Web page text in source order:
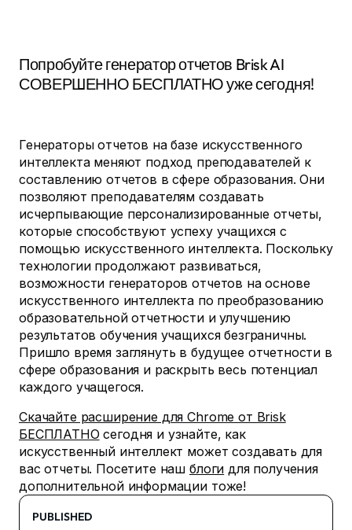
Попробуйте генератор отчетов Brisk AI
СОВЕРШЕННО БЕСПЛАТНО уже сегодня!
Генераторы отчетов на базе искусственного
интеллекта меняют подход преподавателей к
составлению отчетов в сфере образования. Они
позволяют преподавателям создавать
исчерпывающие персонализированные отчеты,
которые способствуют успеху учащихся с
помощью искусственного интеллекта. Поскольку
технологии продолжают развиваться,
возможности генераторов отчетов на основе
искусственного интеллекта по преобразованию
образовательной отчетности и улучшению
результатов обучения учащихся безграничны.
Пришло время заглянуть в будущее отчетности в
сфере образования и раскрыть весь потенциал
каждого учащегося.
Скачайте расширение для Chrome от Brisk
БЕСПЛАТНО сегодня и узнайте, как
искусственный интеллект может создавать для
вас отчеты. Посетите наш блоги для получения
дополнительной информации тоже!
PUBLISHED